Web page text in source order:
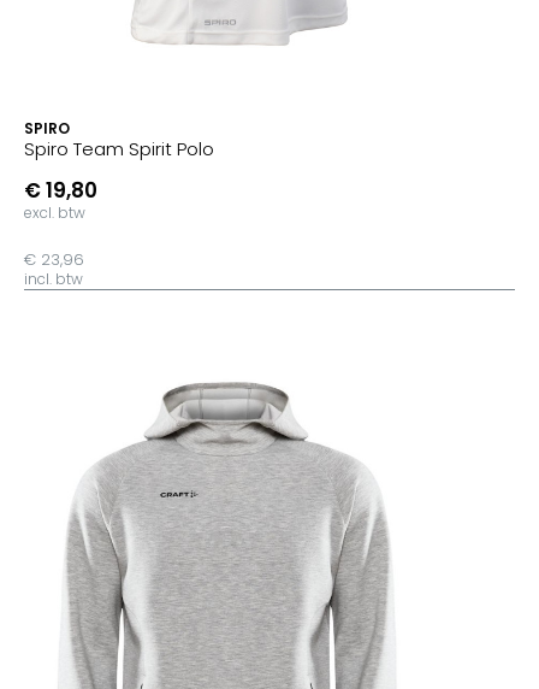
SPIRO
Spiro Team Spirit Polo
€ 19,80
excl. btw
€ 23,96
incl. btw